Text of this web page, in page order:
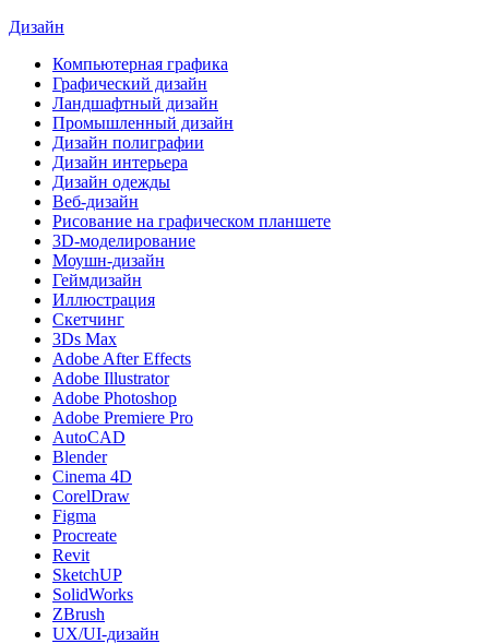
Дизайн
Компьютерная графика
Графический дизайн
Ландшафтный дизайн
Промышленный дизайн
Дизайн полиграфии
Дизайн интерьера
Дизайн одежды
Веб-дизайн
Рисование на графическом планшете
3D-моделирование
Моушн-дизайн
Геймдизайн
Иллюстрация
Скетчинг
3Ds Max
Adobe After Effects
Adobe Illustrator
Adobe Photoshop
Adobe Premiere Pro
AutoCAD
Blender
Cinema 4D
CorelDraw
Figma
Procreate
Revit
SketchUP
SolidWorks
ZBrush
UX/UI-дизайн